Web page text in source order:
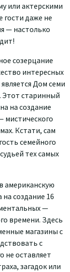
или актерскими
гости даже не
я — настолько
дит!
созерцание
ество интересных
вляется Дом семи
Этот старинный
на создание
мистического
мах. Кстати, сам
гость семейного
судьей техсамых
в американскую
на создание 16
ентальных—
времени. Здесь
енные магазины с
дствовать с
не оставляет
ха, загадок или